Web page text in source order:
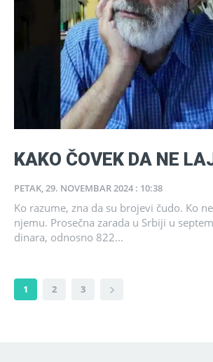
KAKO ČOVEK DA NE
PETAK, 29. NOVEMBAR 2024 : 10:38
Ko razume, zna da su brojevi čudo. Ko
njemu. Prosečna zarada u Srbiji u
dinara, odnosno 822...
1 2 3